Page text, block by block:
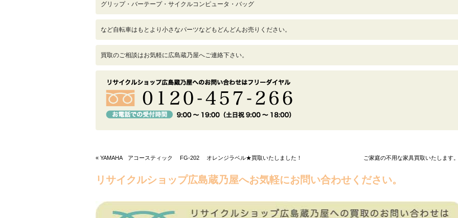
グリップ・バーテープ・サイクルコンピュータ・バッグ
など自転車はもとより小さなパーツなどもどんどんお売りください。
買取のご相談はお気軽に広島蔵乃屋へご連絡下さい。
« YAMAHA アコースティック FG-202 オレンジラベル★買取いたしました！ ご家庭の不用な家具買取いたします
リサイクルショップ広島蔵乃屋へお気軽にお問い合わせください。